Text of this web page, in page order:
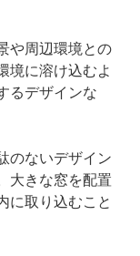
や周辺環境との
境に溶け込むよ
るデザインな
のないデザイン
大きな窓を配置
に取り込むこと